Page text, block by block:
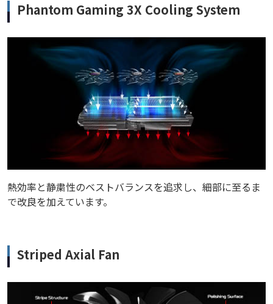
Phantom Gaming 3X Cooling System
熱効率と静粛性のベストバランスを追求し、細部に至るま
で改良を加えています。
Striped Axial Fan